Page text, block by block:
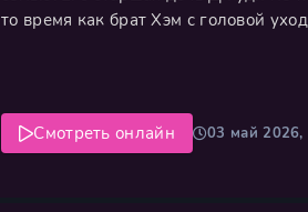
то время как брат Хэм с головой
03 май 2026,
Смотреть онлайн